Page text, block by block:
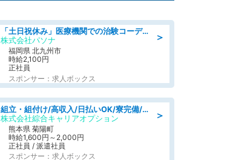
＞
「土日祝休み」医療機関での治験コーディネーターのお仕事/看護師
株式会社パソナ
福岡県 北九州市
時給2,100円
正社員
スポンサー：求人ボックス
＞
組立・組付け/高収入/日払いOK/寮完備/交替制/20・30・40代活躍中
株式会社綜合キャリアオプション
熊本県 菊陽町
時給1,600円～2,000円
正社員 / 派遣社員
スポンサー：求人ボックス